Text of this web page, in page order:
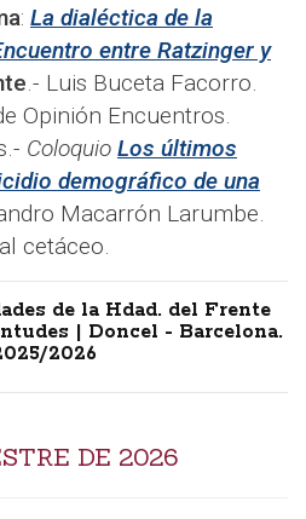
: La dialéctica de la
entre Ratzinger y
.- Luis Buceta Facorro.
Opinión Encuentros.
Coloquio Los últimos
demográfico de una
Macarrón Larumbe.
cetáceo.
de la Hdad. del Frente
| Doncel - Barcelona.
2026
DE 2026